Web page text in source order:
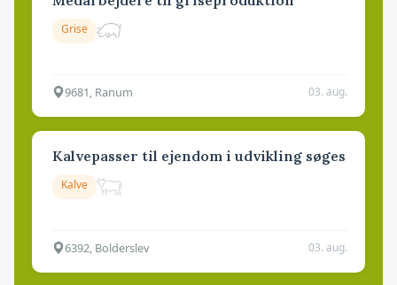
Grise
9681, Ranum 03. aug.
Kalvepasser til ejendom i udvikling søges
Kalve
6392, Bolderslev 03. aug.